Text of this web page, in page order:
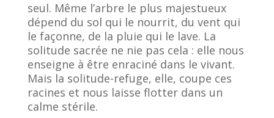
seul. Même l’arbre le plus majestueux
dépend du sol qui le nourrit, du vent qui
le façonne, de la pluie qui le lave. La
solitude sacrée ne nie pas cela : elle nous
enseigne à être enraciné dans le vivant.
Mais la solitude-refuge, elle, coupe ces
racines et nous laisse flotter dans un
calme stérile.